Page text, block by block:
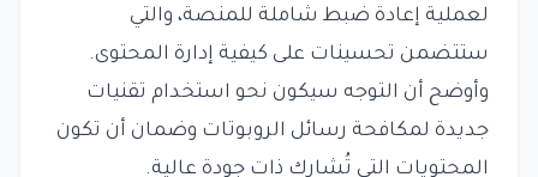
لعملية إعادة ضبط شاملة للمنصة، والتي
ستتضمن تحسينات على كيفية إدارة المحتوى.
وأوضح أن التوجه سيكون نحو استخدام تقنيات
جديدة لمكافحة رسائل الروبوتات وضمان أن تكون
المحتويات التي تُشارك ذات جودة عالية.